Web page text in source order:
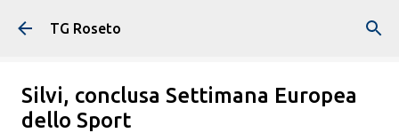
Passa ai contenuti principali
TG Roseto
Silvi, conclusa Settimana Europea
dello Sport